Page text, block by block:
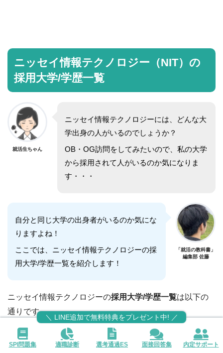
ニッセイ情報テクノロジー（NIT）の
採用大学/学歴一覧
就活生ちゃん
ニッセイ情報テクノロジーには、どんな大
学出身の人がいるのでしょうか？
OB・OG訪問をしてみたいので、私の大学
から採用されて人がいるのか気になりま
す・・・
自分と同じ大学の出身者がいるのか気にな
りますよね！
ここでは、ニッセイ情報テクノロジーの採
用大学/学歴一覧を紹介します！
「就活の教科書」
編集部 佐藤
ニッセイ情報テクノロジーの採用大学/学歴一覧は以下の
通りです。
全国の国公立大学、私立大学から採用されています。
SPI問題集 適職診断 選考通過ES 面接回答集 内定サポート
＼ LINE追加で無料特典をプレゼント中! ／